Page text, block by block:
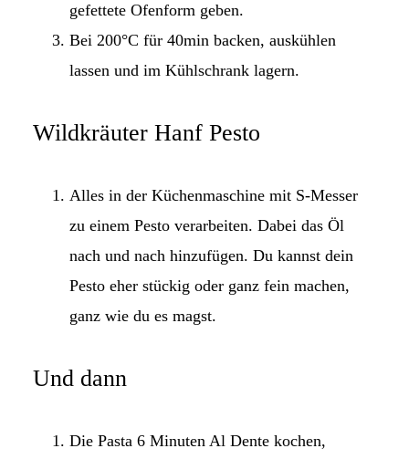
gefettete Ofenform geben.
Bei 200°C für 40min backen, auskühlen
lassen und im Kühlschrank lagern.
Wildkräuter Hanf Pesto
Alles in der Küchenmaschine mit S-Messer
zu einem Pesto verarbeiten. Dabei das Öl
nach und nach hinzufügen. Du kannst dein
Pesto eher stückig oder ganz fein machen,
ganz wie du es magst.
Und dann
Die Pasta 6 Minuten Al Dente kochen,